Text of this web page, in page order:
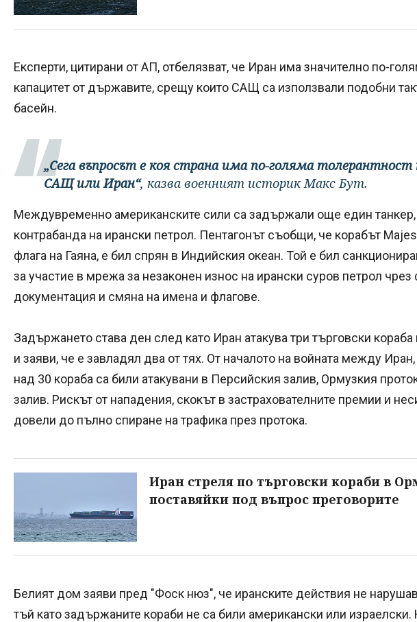
Експерти, цитирани от АП, отбелязват, че Иран има значително по-
капацитет от държавите, срещу които САЩ са използвали подобни
басейн.
„Сега въпросът е коя страна има по-голяма толерантност
САЩ или Иран“, казва военният историк Макс Бут.
Междувременно американските сили са задържали още един
контрабанда на ирански петрол. Пентагонът съобщи, че корабът
флага на Гаяна, е бил спрян в Индийския океан. Той е бил
за участие в мрежа за незаконен износ на ирански суров петрол
документация и смяна на имена и флагове.
Задържането става ден след като Иран атакува три търговски
и заяви, че е завладял два от тях. От началото на войната между
над 30 кораба са били атакувани в Персийския залив, Ормузкия
залив. Рискът от нападения, скокът в застрахователните премии и
довели до пълно спиране на трафика през протока.
Иран стреля по търговски кораби в
поставяйки под въпрос преговорите
Белият дом заяви пред "Фоск нюз", че иранските действия не
тъй като задържаните кораби не са били американски или